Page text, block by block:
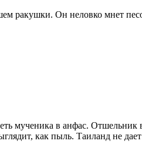
ракушки. Он неловко мнет
мученика в анфас. Отшельник
как пыль. Таиланд не